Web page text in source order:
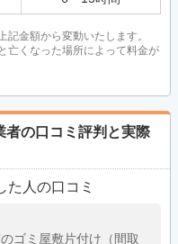
金額から変動いたします。
亡くなった場所によって料金が
者の口コミ評判と実際
た人の口コミ
ゴミ屋敷片付け（間取